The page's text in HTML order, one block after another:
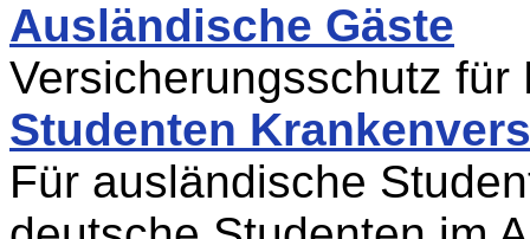
Ausländische Gäste
Versicherungsschutz
Studenten
Für ausländische